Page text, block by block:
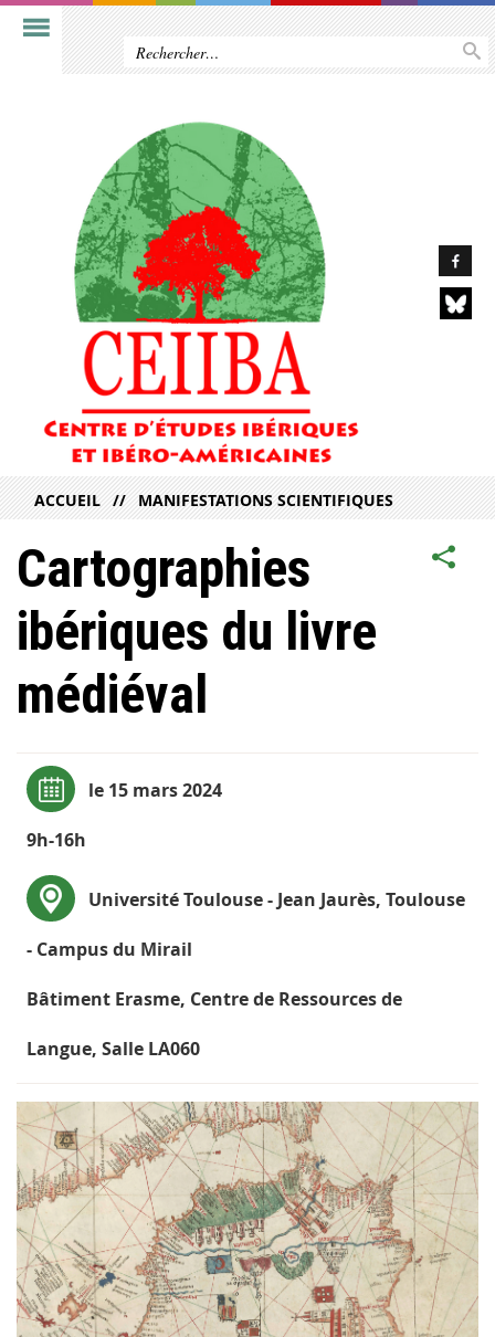
ACCUEIL MANIFESTATIONS SCIENTIFIQUES
Cartographies
ibériques du livre
médiéval
le 15 mars 2024
9h-16h
Université Toulouse - Jean Jaurès, Toulouse
- Campus du Mirail
Bâtiment Erasme, Centre de Ressources de
Langue, Salle LA060